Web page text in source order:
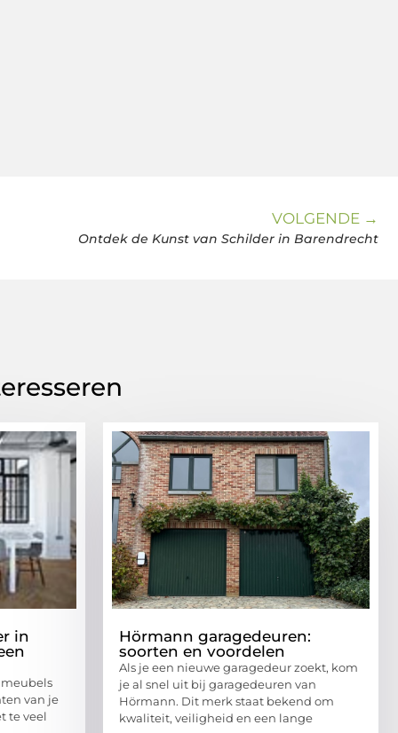
VOLGENDE →
Ontdek de Kunst van Schilder in Barendrecht
in
van je
te veel
Hörmann garagedeuren:
soorten en voordelen
Als je een nieuwe garagedeur zoekt, kom
je al snel uit bij garagedeuren van
Hörmann. Dit merk staat bekend om
kwaliteit, veiligheid en een lange